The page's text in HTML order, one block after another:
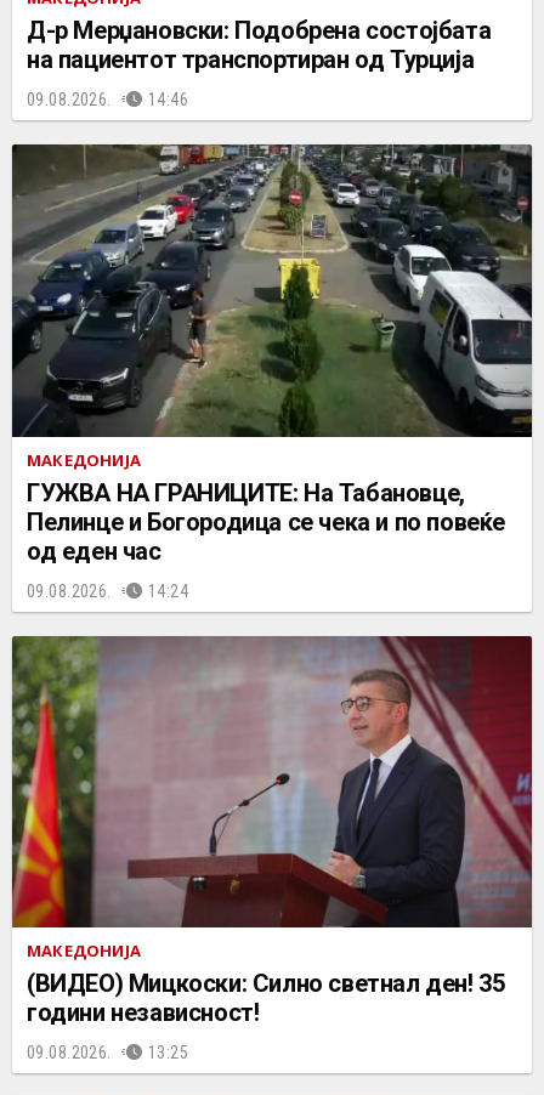
Д-р Мерџановски: Подобрена состојбата
на пациентот транспортиран од Турција
09.08.2026. 14:46
МАКЕДОНИЈА
ГУЖВА НА ГРАНИЦИТЕ: На Табановце,
Пелинце и Богородица се чека и по повеќе
од еден час
09.08.2026. 14:24
МАКЕДОНИЈА
(ВИДЕО) Мицкоски: Силно светнал ден! 35
години независност!
09.08.2026. 13:25